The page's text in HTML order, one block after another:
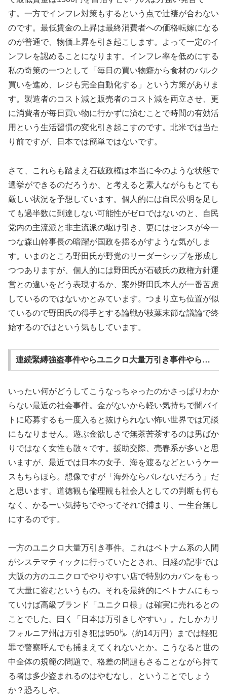
す。一方でインフレ対策もするという点で辻褄が合わない
のです。最低賃金の上昇は最終消費者への価格転嫁になる
のが普通で、物価上昇を引き起こします。よって一定のイ
ンフレを認めることになります。インフレ率を低めにする
私の奇策の一つとして「毎日の買い物癖から食材のバルク
買いを進め、レジも完全自動化する」という方策がありま
す。製造者のコスト減と販売者のコスト減を両立させ、更
に消費者が毎日買い物に行かずに済むことで時間の有効活
用という生活習慣の変化引き起こすのです。北米では当た
り前ですが、日本では簡単ではないです。
さて、これらも踏まえ石破政権は本当に今のような状態で
選挙ができるのだろうか、と考えると素人ながらもとても
厳しい状況を予想しています。個人的には自民公明を足し
ても過半数に到達しない可能性がゼロではないのと、自民
党内の主流派と非主流派の駆け引き、更にはセンスが今一
つな森山幹事長の暗躍が国政を揺るがすような気がしま
す。いまのところ野田氏が野党のリーダーシップを形成し
つつありますが、個人的には野田氏が石破氏の政権方針運
営との違いをどう表現するか、案外野田氏本人が一番苦慮
しているのではないかとみています。つまり立ち位置が似
ているので野田氏の得手とする論戦が枝葉末節な議論で終
始するのではという気もしています。
連続緊縛強盗事件やらユニクロ大量万引き事件やら…
いったい何がどうしてこうなっちゃったのかさっぱりわか
らない最近の社会事件。金がないから軽い気持ちで闇バイ
トに応募するも一度入ると抜けられない怖い世界では冗談
にもなりません。遊ぶ金欲しさで無茶苦茶するのは男ばか
りではなく女性も散々です。援助交際、売春系が多いと思
いますが、最近では日本の女子、海を渡るなどというケー
スもちらほら。想像ですが「海外ならバレないだろう」だ
と思います。道徳観も倫理観も社会人としての判断も何も
なく、かるーい気持ちでやってそれで捕まり、一生台無し
にするのです。
一方のユニクロ大量万引き事件。これはベトナム系の人間
がシステマティックに行っていたとされ、日経の記事では
大阪の方のユニクロでやりやすい店で特別のカバンをもっ
て大量に盗むというもの。それを最終的にベトナムにもっ
ていけば高級ブランド「ユニクロ様」は確実に売れるとの
ことでした。曰く「日本は万引きしやすい」。たしかカリ
フォルニア州は万引き犯は950㌦（約14万円）までは軽犯
罪で警察呼んでも捕まえてくれないとか。こうなると世の
中全体の規範の問題で、格差の問題もさることながら持て
る者は多少盗まれるのはやむなし、ということでしょう
か？恐ろしや。